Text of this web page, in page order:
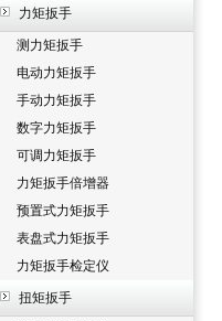
力矩扳手
测力矩扳手
电动力矩扳手
手动力矩扳手
数字力矩扳手
可调力矩扳手
力矩扳手倍增器
预置式力矩扳手
表盘式力矩扳手
力矩扳手检定仪
扭矩扳手